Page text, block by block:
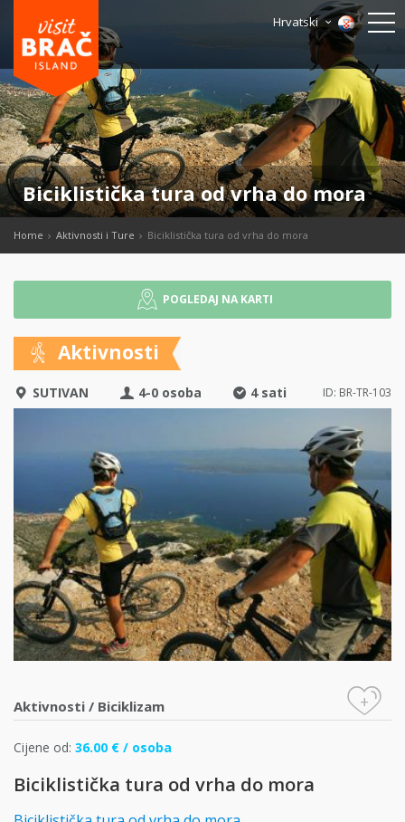
Hrvatski
Biciklistička tura od vrha do mora
Home Aktivnosti i Ture Biciklistička tura od vrha do mora
POGLEDAJ NA KARTI
Aktivnosti
SUTIVAN 4-0 osoba 4 sati ID: BR-TR-103
Aktivnosti / Biciklizam +
Cijene od: 36.00 € / osoba
Biciklistička tura od vrha do mora